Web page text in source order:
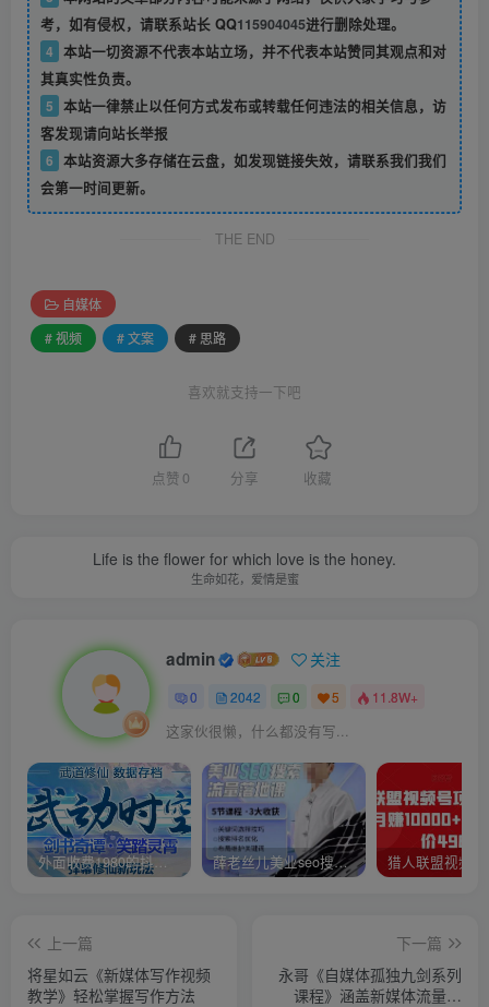
考，如有侵权，请联系站长 QQ115904045进行删除处理。
4 本站一切资源不代表本站立场，并不代表本站赞同其观点和对
其真实性负责。
5 本站一律禁止以任何方式发布或转载任何违法的相关信息，访
客发现请向站长举报
6 本站资源大多存储在云盘，如发现链接失效，请联系我们我们
会第一时间更新。
THE END
自媒体
# 视频
# 文案 # 思路
喜欢就支持一下吧
点赞 0 分享 收藏
Life is the flower for which love is the honey.
生命如花，爱情是蜜
admin 关注
0 2042 0 5 11.8W+
这家伙很懒，什么都没有写...
外面收费1980的抖音武动时空直播项目，无需真人出镜，实时互动直播【软件+详细教程】 薛老丝儿美业seo搜索流量落地课，一周暴涨20w粉丝，全干货讲解
上一篇
将星如云《新媒体写作视频
教学》轻松掌握写作方法
下一篇
永哥《自媒体孤独九剑系列
课程》涵盖新媒体流量变